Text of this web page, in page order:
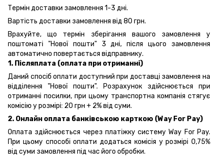
Термін доставки замовлення 1-3 дні.
Вартість доставки замовлення від 80 грн.
Врахуйте, що термін зберігання вашого замовлення у
поштоматі "Нової пошти" 3 дні, після цього замовлення
автоматично повертається відправнику.
1. Післяплата (оплата при отриманні)
Даний спосіб оплати доступний при доставці замовлення на
відділення "Нової пошти". Розрахунок здійснюється при
отриманні посилки, при цьому транспортна компанія стягує
комісію у розмірі: 20 грн + 2% від суми.
2. Онлайн оплата банківською карткою (Way For Pay)
Оплата здійснюється через платіжку систему Way For Pay.
При цьому способі оплати додаться комісія у розмірі 0,75%
від суми замовлення під час його обробки.